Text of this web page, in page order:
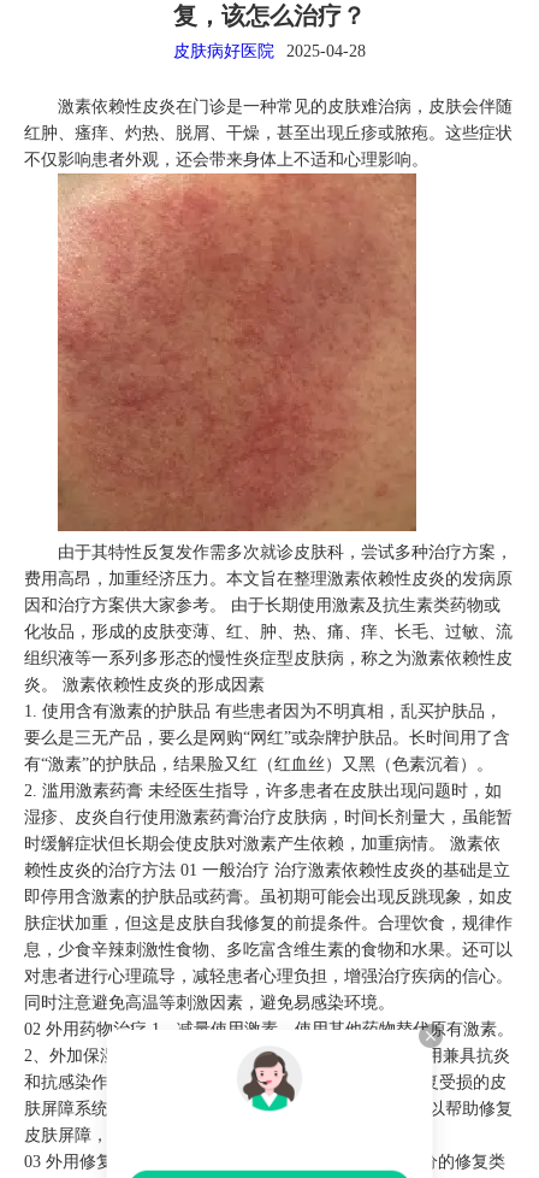
复，该怎么治疗？
皮肤病好医院 2025-04-28
激素依赖性皮炎在门诊是一种常见的皮肤难治病，皮肤会伴随
红肿、瘙痒、灼热、脱屑、干燥，甚至出现丘疹或脓疱。这些症状
不仅影响患者外观，还会带来身体上不适和心理影响。
由于其特性反复发作需多次就诊皮肤科，尝试多种治疗方案，
费用高昂，加重经济压力。本文旨在整理激素依赖性皮炎的发病原
因和治疗方案供大家参考。 由于长期使用激素及抗生素类药物或
化妆品，形成的皮肤变薄、红、肿、热、痛、痒、长毛、过敏、流
组织液等一系列多形态的慢性炎症型皮肤病，称之为激素依赖性皮
炎。 激素依赖性皮炎的形成因素
1. 使用含有激素的护肤品 有些患者因为不明真相，乱买护肤品，
要么是三无产品，要么是网购“网红”或杂牌护肤品。长时间用了含
有“激素”的护肤品，结果脸又红（红血丝）又黑（色素沉着）。
2. 滥用激素药膏 未经医生指导，许多患者在皮肤出现问题时，如
湿疹、皮炎自行使用激素药膏治疗皮肤病，时间长剂量大，虽能暂
时缓解症状但长期会使皮肤对激素产生依赖，加重病情。 激素依
赖性皮炎的治疗方法 01 一般治疗 治疗激素依赖性皮炎的基础是立
即停用含激素的护肤品或药膏。虽初期可能会出现反跳现象，如皮
肤症状加重，但这是皮肤自我修复的前提条件。合理饮食，规律作
息，少食辛辣刺激性食物、多吃富含维生素的食物和水果。还可以
对患者进行心理疏导，减轻患者心理负担，增强治疗疾病的信心。
同时注意避免高温等刺激因素，避免易感染环境。
02 外用药物治疗 1、减量使用激素、使用其他药物替代原有激素。
2、外加保湿护肤品，可外用3%硼酸湿敷收缩皮肤、外用兼具抗炎
和抗感染作用的0.75%甲硝唑及克拉霉素等均可加速恢复受损的皮
肤屏障系统。除此之外，凡士林具有一定保湿作用，可以帮助修复
皮肤屏障，缓解激素依赖性皮炎的症状。
03 外用修复类产品 可以使用含神经酰胺、角鲨烷等成分的修复类